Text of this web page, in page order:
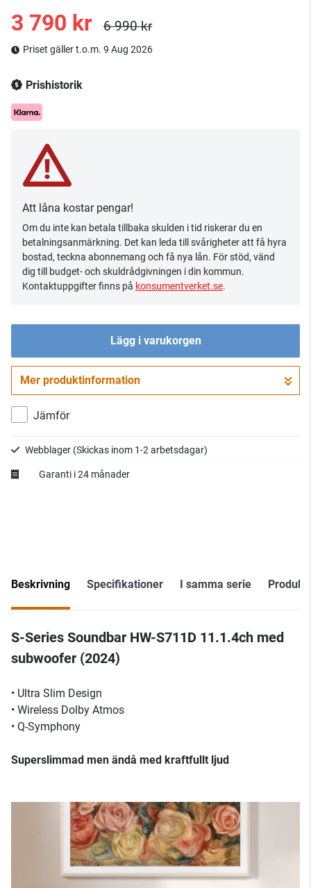
3 790 kr 6 990 kr
Priset gäller t.o.m. 9 Aug 2026
Prishistorik
Att låna kostar pengar!
Om du inte kan betala tillbaka skulden i tid riskerar du en
betalningsanmärkning. Det kan leda till svårigheter att få hyra
bostad, teckna abonnemang och få nya lån. För stöd, vänd
dig till budget- och skuldrådgivningen i din kommun.
Kontaktuppgifter finns på konsumentverket.se.
Lägg i varukorgen
Gå till kassan
Mer produktinformation
Jämför
Webblager (Skickas inom 1-2 arbetsdagar)
Garanti i 24 månader
Beskrivning Specifikationer I samma serie
S-Series Soundbar HW-S711D 11.1.4ch med
subwoofer (2024)
• Ultra Slim Design
• Wireless Dolby Atmos
• Q-Symphony
Superslimmad men ändå med kraftfullt ljud